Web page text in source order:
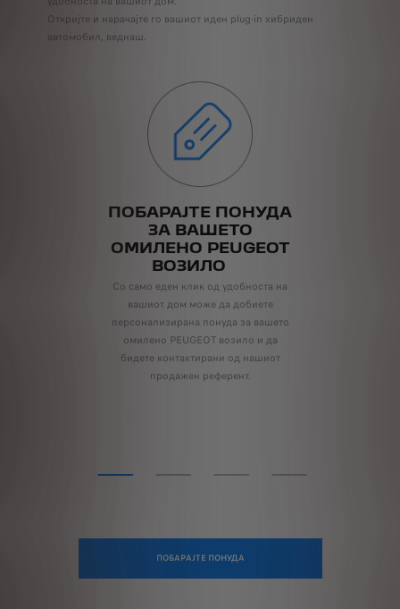
Откријте и нарачајте го вашиот идeн plug-in хибриден
автомобил, веднаш.
ПОБАРАЈТЕ ПОНУДА
ЗА ВАШЕТО
ОМИЛЕНО PEUGEOT
ВОЗИЛО
Со само еден клик од удобноста на
вашиот дом може да добиете
персонализирана понуда за вашето
омилено PEUGEOT возило и да
бидете контактирани од нашиот
продажен референт.
ПОБАРАЈТЕ ПОНУДА